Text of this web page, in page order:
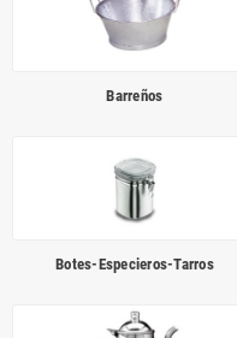
Barreños
Botes-Especieros-Tarros